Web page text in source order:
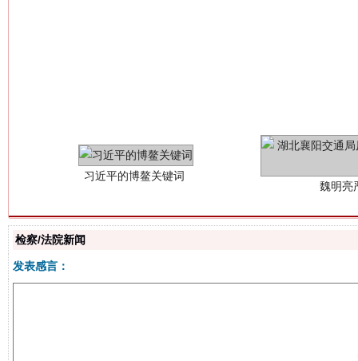
检察/法院新闻
发表感言：